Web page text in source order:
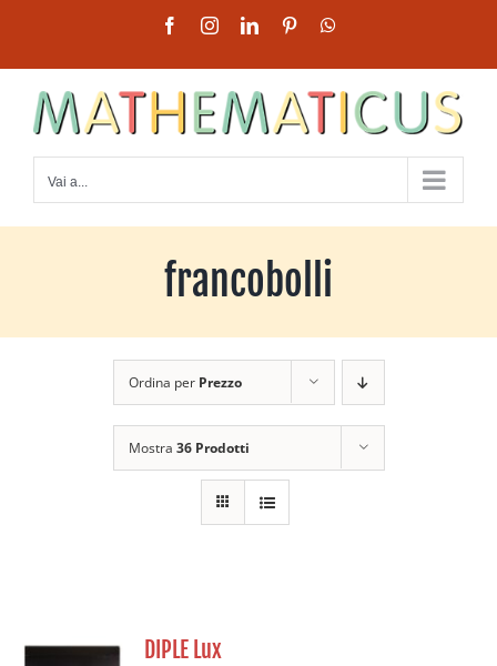
contenuto
FacebookInstagramLinkedInPinterest
Vai a...
francobolli
Ordina per Prezzo
Mostra 36 Prodotti
DIPLE Lux